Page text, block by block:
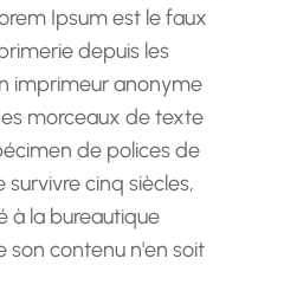
Ipsum est le faux
depuis les
imprimeur anonyme
morceaux de texte
de polices de
cinq siècles,
à la bureautique
son contenu n'en soit